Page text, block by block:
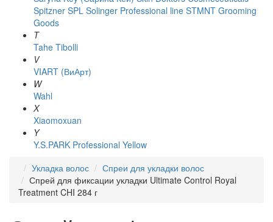
Spitzner SPL Solinger Professional line STMNT Grooming
Goods
T
Tahe Tibolli
V
VIART (ВиАрт)
W
Wahl
X
Xiaomoxuan
Y
Y.S.PARK Professional Yellow
Укладка волос
Спреи для укладки волос
Спрей для фиксации укладки Ultimate Control Royal
Treatment CHI 284 г